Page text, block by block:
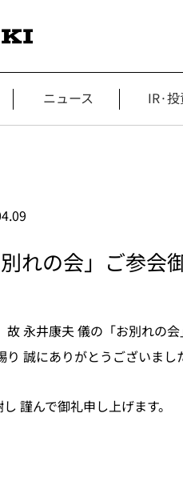
ニュース IR·
れの会」ご参会
永井康夫 儀の「お別れの会
誠にありがとうございまし
謹んで御礼申し上げます。